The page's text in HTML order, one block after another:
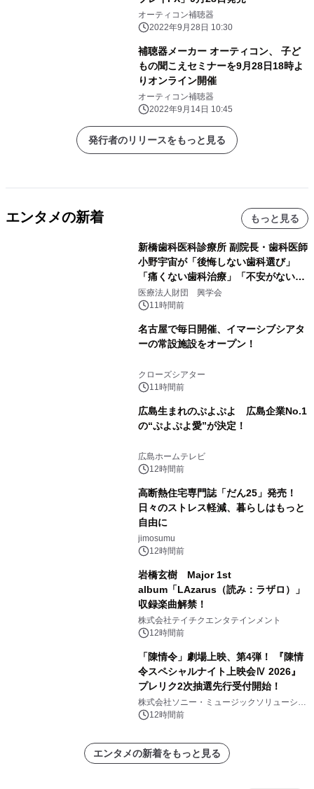
オーティコン補聴器
2022年9月28日 10:30
補聴器メーカー オーティコン、 子ど
もの聞こえセミナーを9月28日18時よ
りオンライン開催
オーティコン補聴器
2022年9月14日 10:45
発行者のリリースをもっと見る
エンタメの新着 もっと見る
新橋歯科医科診療所 副院長・歯科医師
小野宇宙が「後悔しない歯科選び」
「痛くない歯科治療」「不安がない治
療計画」をテーマに専門監修
医療法人財団 興学会
11時間前
名古屋で毎日開催、イマーシブシアタ
ーの常設施設をオープン！
クローズシアター
11時間前
広島生まれのぷよぷよ 広島企業No.1
の“ぷよぷよ愛”が決定！
広島ホームテレビ
12時間前
高断熱住宅専門誌「だん25」発売！
日々のストレス軽減、暮らしはもっと
自由に
jimosumu
12時間前
岩橋玄樹 Major 1st
album「LAzarus（読み：ラザロ）」
収録楽曲解禁！
株式会社テイチクエンタテインメント
12時間前
「陳情令」劇場上映、第4弾！ 『陳情
令スペシャルナイト上映会Ⅳ 2026』
プレリク2次抽選先行受付開始！
株式会社ソニー・ミュージックソリューショ
ンズ12時間前
エンタメの新着をもっと見る